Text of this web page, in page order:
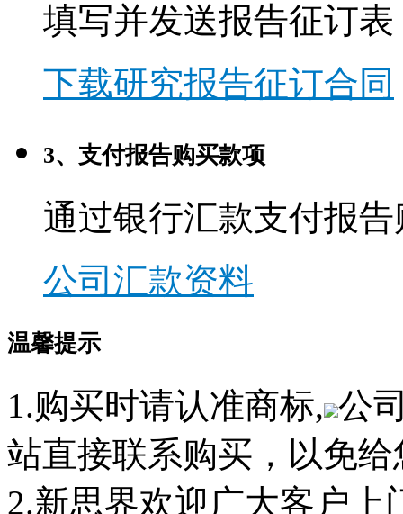
填写并发送报告征订表
下载研究报告征订合同
3、支付报告购买款项
通过银行汇款支付报
公司汇款资料
温馨提示
1.购买时请认准商标, 公
站直接联系购买，以免
2.新思界欢迎广大客户